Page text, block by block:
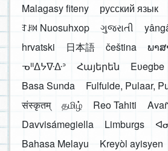
Malagasy fiteny
русский язык
ꆈꌠ꒿ Nuosuhxop
ગુજરાતી
hrvatski
日本語 čeština ພາສ
ᓀᐦᐃᔭᐍᐏᐣ
Հայերեն Eʋegbe
Basa Sunda
Fulfulde, Pulaar,
संस्कृतम्
தமிழ் Reo Tahiti
Davvisámegiella
Limburgs
Bahasa Melayu
Kreyòl ayisyen